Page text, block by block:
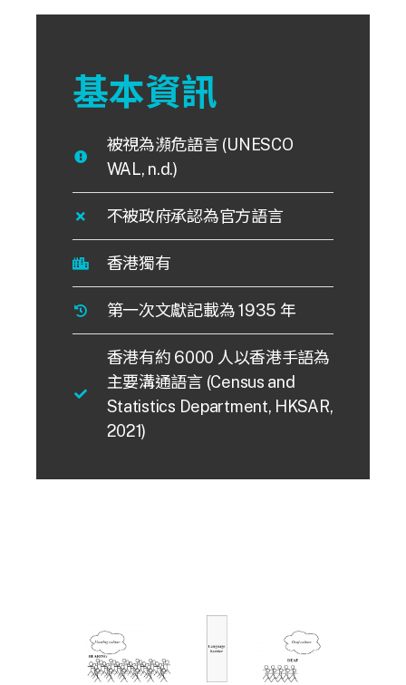
基本資訊
被視為瀕危語言 (UNESCO
WAL, n.d.)
不被政府承認為官方語言
香港獨有
第一次文獻記載為 1935 年
香港有約 6000 人以香港手語為
主要溝通語言 (Census and
Statistics Department, HKSAR,
2021)